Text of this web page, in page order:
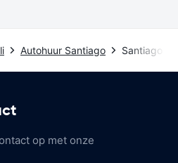
Autohuur Santiago Santiago
op met onze